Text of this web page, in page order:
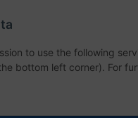
to use the following
bottom left corner). For